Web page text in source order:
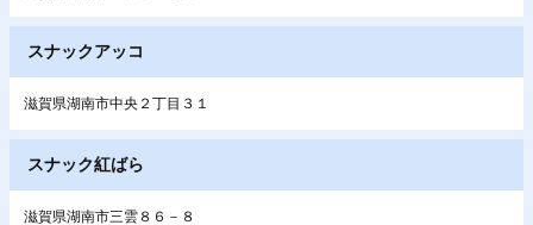
スナックアッコ
滋賀県湖南市中央２丁目３１
スナック紅ばら
滋賀県湖南市三雲８６－８